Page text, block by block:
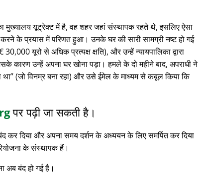
मुख्यालय यूट्रेक्ट में है, वह शहर जहां संस्थापक रहते थे, इसलिए ऐसा
के प्रयास में परिणत हुआ। उनके घर की सारी सामग्री नष्ट हो गई
यूरो से अधिक प्रत्यक्ष क्षति), और उन्हें न्यायपालिका द्वारा
कारण उन्हें अपना घर खोना पड़ा। हमले के दो महीने बाद, अपराधी ने
(जो विनम्र बना रहा) और उसे ईमेल के माध्यम से कबूल किया कि
पर पढ़ी जा सकती है।
कर दिया और अपना समय दर्शन के अध्ययन के लिए समर्पित कर दिया
के संस्थापक हैं।
अब बंद हो गई है।